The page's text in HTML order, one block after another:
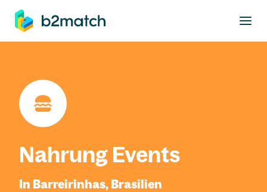
springen
Nahrung Events
In Barreirinhas, Brasilien